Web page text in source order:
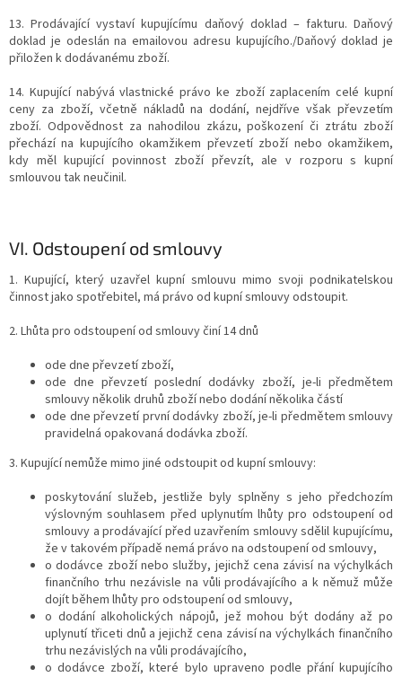
13. Prodávající vystaví kupujícímu daňový doklad – fakturu. Daňový
doklad je odeslán na emailovou adresu kupujícího./Daňový doklad je
přiložen k dodávanému zboží.
14. Kupující nabývá vlastnické právo ke zboží zaplacením celé kupní
ceny za zboží, včetně nákladů na dodání, nejdříve však převzetím
zboží. Odpovědnost za nahodilou zkázu, poškození či ztrátu zboží
přechází na kupujícího okamžikem převzetí zboží nebo okamžikem,
kdy měl kupující povinnost zboží převzít, ale v rozporu s kupní
smlouvou tak neučinil.
VI. Odstoupení od smlouvy
1. Kupující, který uzavřel kupní smlouvu mimo svoji podnikatelskou
činnost jako spotřebitel, má právo od kupní smlouvy odstoupit.
2. Lhůta pro odstoupení od smlouvy činí 14 dnů
ode dne převzetí zboží,
ode dne převzetí poslední dodávky zboží, je-li předmětem
smlouvy několik druhů zboží nebo dodání několika částí
ode dne převzetí první dodávky zboží, je-li předmětem smlouvy
pravidelná opakovaná dodávka zboží.
3. Kupující nemůže mimo jiné odstoupit od kupní smlouvy:
poskytování služeb, jestliže byly splněny s jeho předchozím
výslovným souhlasem před uplynutím lhůty pro odstoupení od
smlouvy a prodávající před uzavřením smlouvy sdělil kupujícímu,
že v takovém případě nemá právo na odstoupení od smlouvy,
o dodávce zboží nebo služby, jejichž cena závisí na výchylkách
finančního trhu nezávisle na vůli prodávajícího a k němuž může
dojít během lhůty pro odstoupení od smlouvy,
o dodání alkoholických nápojů, jež mohou být dodány až po
uplynutí třiceti dnů a jejichž cena závisí na výchylkách finančního
trhu nezávislých na vůli prodávajícího,
o dodávce zboží, které bylo upraveno podle přání kupujícího